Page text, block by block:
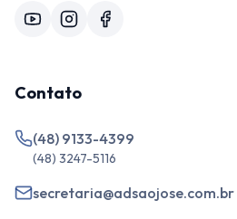
Contato
(48) 9133-4399
(48) 3247-5116
secretaria@adsaojose.com.br